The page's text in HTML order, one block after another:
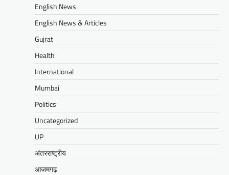
English News
English News & Articles
Gujrat
Health
International
Mumbai
Politics
Uncategorized
UP
अंतरराष्ट्रीय
आजमगढ़